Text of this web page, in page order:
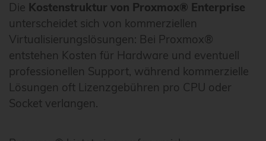
Die Kostenstruktur von Proxmox® Enterprise
unterscheidet sich von kommerziellen
Virtualisierungslösungen: Bei Proxmox®
entstehen Kosten für Hardware und eventuell
professionellen Support, während kommerzielle
Lösungen oft Lizenzgebühren pro CPU oder
Socket verlangen.